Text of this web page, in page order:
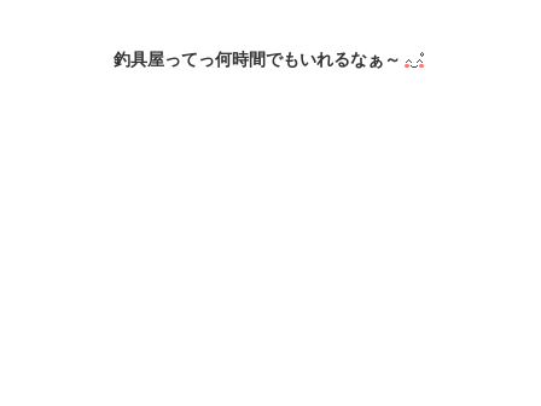
釣具屋ってっ何時間でもいれるなぁ～